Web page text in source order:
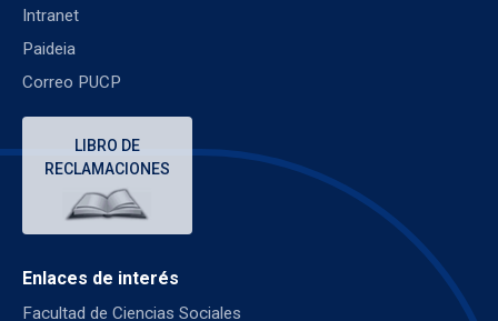
Intranet
Paideia
Correo PUCP
LIBRO DE
RECLAMACIONES
Enlaces de interés
Facultad de Ciencias Sociales